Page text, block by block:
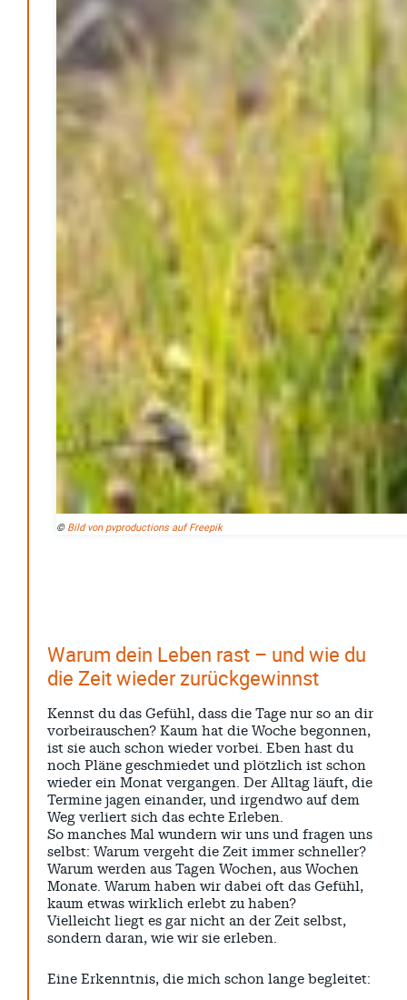
Aufenthaltsqualität
Patrick Reinisch-Fahrland
Neue Verordnung – Sprudelwasser gilt als
klimaschädlich
Patrick Reinisch-Fahrland
Warum ein Job heute nicht mehr automatisch ein
Leben finanziert
Patrick Reinisch-Fahrland
The.News 2025
M. F. Klinger
21. Dezember 2025
Wirtschaft & Finanzen
Wer zahlt den Preis des Wohlstands? – Eine
unbequeme Wahrheit
Patrick Reinisch-Fahrland
8. April 2025
Wenn Arbeit nicht reicht – Deutschland und die stille
Patrick Reinisch-Fahrland - 7. April 2025
Pflegeheime in Gefahr? – Abrechnungsprobleme in der
Patrick Reinisch-Fahrland
16. Januar 2025
E-Mobilität und Automatisierung – Revolution oder
soziale Krise?
Be-The.News
INFOS
NUTZUNGSBEDINGUNGEN
DATENSCHUTZ
IMPRESSUM
SPENDEN
KONTAKT
Archive
Juli 2026
© Bild von pvproductions auf Freepik
Warum dein Leben rast – und wie du
die Zeit wieder zurückgewinnst
Kennst du das Gefühl, dass die Tage nur so an dir
vorbeirauschen? Kaum hat die Woche begonnen,
ist sie auch schon wieder vorbei. Eben hast du
noch Pläne geschmiedet und plötzlich ist schon
wieder ein Monat vergangen. Der Alltag läuft, die
Termine jagen einander, und irgendwo auf dem
Weg verliert sich das echte Erleben.
So manches Mal wundern wir uns und fragen uns
selbst: Warum vergeht die Zeit immer schneller?
Warum werden aus Tagen Wochen, aus Wochen
Monate. Warum haben wir dabei oft das Gefühl,
kaum etwas wirklich erlebt zu haben?
Vielleicht liegt es gar nicht an der Zeit selbst,
sondern daran, wie wir sie erleben.
Eine Erkenntnis, die mich schon lange begleitet: